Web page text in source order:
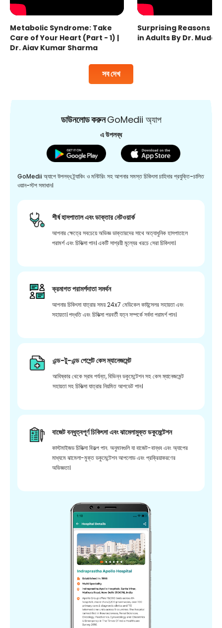
সব দেখ
Metabolic Syndrome: Take
Care of Your Heart (Part - 1) |
Dr. Ajay Kumar Sharma
Surprising Reasons
in Adults By Dr.
ডাউনলোড করুনGoMedii অ্যাপ
এ উপলব্ধ
GoMedii অ্যাপে উপলব্ধ ট্র্যাকিং ও মনিটরিং সহ আপনার সমস্ত চিকিৎসা চাহিদার প্রযুক্তি-চালিত
ওয়ান-স্টপ সমাধান।
শীর্ষ হাসপাতাল এবং ডাক্তার নেটওয়ার্ক
আপনার ক্ষেত্রে সবচেয়ে অভিজ্ঞ ডাক্তারদের সাথে অত্যাধুনিক হাসপাতালে
পরামর্শ এবং চিকিত্সা পান। একটি সাশ্রয়ী মূল্যের খরচে সেরা চিকিৎসা।
ক্রমাগত পরামর্শদাতা সমর্থন
আপনার চিকিৎসা যাত্রার সময় 24x7 মেডিকেল কাউন্সেলর সহায়তা এবং
সহায়তা। পদ্ধতি এবং চিকিত্সা পরবর্তী যত্ন সম্পর্কে সর্বদা পরামর্শ পান।
এন্ড-টু-এন্ড পেশেন্ট কেস ম্যানেজমেন্ট
আবিষ্কার থেকে স্রাব পর্যন্ত, বিভিন্ন ডকুমেন্টেশন সহ কেস ম্যানেজমেন্ট
সহায়তা সহ চিকিত্সা যাত্রার নিয়মিত আপডেট পান।
বাজেট বন্ধুত্বপূর্ণ চিকিৎসা এবং ঝামেলামুক্ত ডকুমেন্টেশন
কাস্টমাইজড চিকিত্সা বিকল্প পান. অনুমানগুলি যা বাজেট-বান্ধব এবং অ্যাপের
মাধ্যমে ঝামেলা-মুক্ত ডকুমেন্টেশন আপলোড এবং প্রক্রিয়াকরণের
অভিজ্ঞতা।